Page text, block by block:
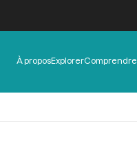
Menu
de
À proposExplorerComprendre